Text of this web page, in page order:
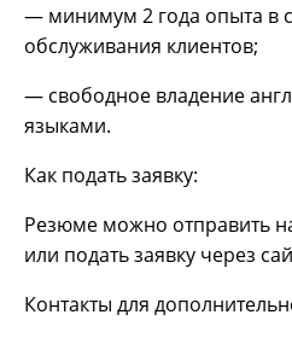
— минимум 2 года опыта в
обслуживания клиентов;
— свободное владение
языками.
Как подать заявку:
Резюме можно отправить
или подать заявку через
Контакты для